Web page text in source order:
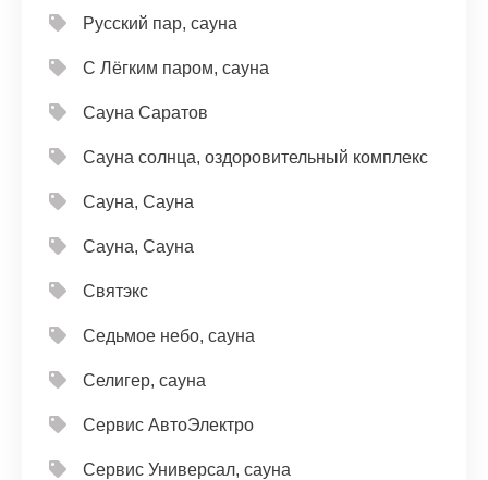
Русский пар, сауна
С Лёгким паром, сауна
Сауна Саратов
Сауна солнца, оздоровительный комплекс
Сауна, Сауна
Сауна, Сауна
Святэкс
Седьмое небо, сауна
Селигер, сауна
Сервис АвтоЭлектро
Сервис Универсал, сауна